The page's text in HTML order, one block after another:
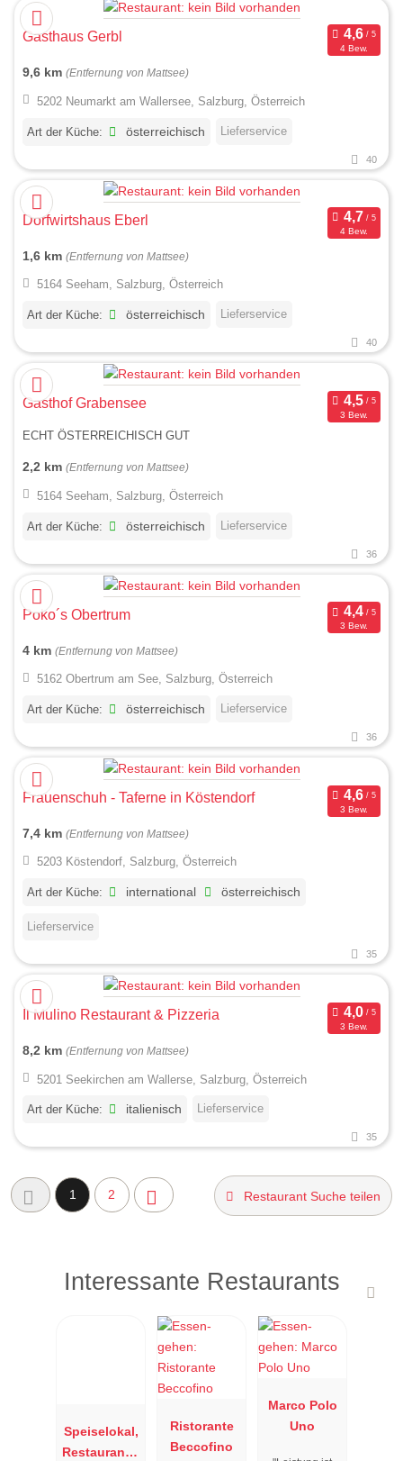
Gasthaus Gerbl
4 Bew.
9,6 km (Entfernung von Mattsee)
5202 Neumarkt am Wallersee, Salzburg, Österreich
Art der Küche: österreichisch Lieferservice
40
Dorfwirtshaus Eberl
4 Bew.
1,6 km (Entfernung von Mattsee)
5164 Seeham, Salzburg, Österreich
Art der Küche: österreichisch Lieferservice
40
Gasthof Grabensee
3 Bew.
ECHT ÖSTERREICHISCH GUT
2,2 km (Entfernung von Mattsee)
5164 Seeham, Salzburg, Österreich
Art der Küche: österreichisch Lieferservice
36
Poko´s Obertrum
3 Bew.
4 km (Entfernung von Mattsee)
5162 Obertrum am See, Salzburg, Österreich
Art der Küche: österreichisch Lieferservice
36
Frauenschuh - Taferne in Köstendorf
3 Bew.
7,4 km (Entfernung von Mattsee)
5203 Köstendorf, Salzburg, Österreich
Art der Küche: international österreichisch
Lieferservice
35
Il Mulino Restaurant & Pizzeria
3 Bew.
8,2 km (Entfernung von Mattsee)
5201 Seekirchen am Wallerse, Salzburg, Österreich
Art der Küche: italienisch Lieferservice
35
1 2 Restaurant Suche teilen
Interessante Restaurants
Speiselokal,
Restaurant "
Ristorante
Beccofino
Marco Polo
Uno